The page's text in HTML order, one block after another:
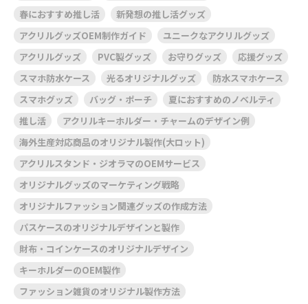
春におすすめ推し活
新発想の推し活グッズ
アクリルグッズOEM制作ガイド
ユニークなアクリルグッズ
アクリルグッズ
PVC製グッズ お守りグッズ
応援グッズ
スマホ防水ケース
光るオリジナルグッズ
防水スマホケース
スマホグッズ
バッグ・ポーチ
夏におすすめのノベルティ
推し活
アクリルキーホルダー・チャームのデザイン例
海外生産対応商品のオリジナル製作(大ロット)
アクリルスタンド・ジオラマのOEMサービス
オリジナルグッズのマーケティング戦略
オリジナルファッション関連グッズの作成方法
パスケースのオリジナルデザインと製作
財布・コインケースのオリジナルデザイン
キーホルダーのOEM製作
ファッション雑貨のオリジナル製作方法